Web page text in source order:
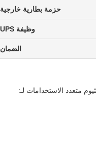
حزمة بطارية خارجية
وظيفة UPS
الضمان